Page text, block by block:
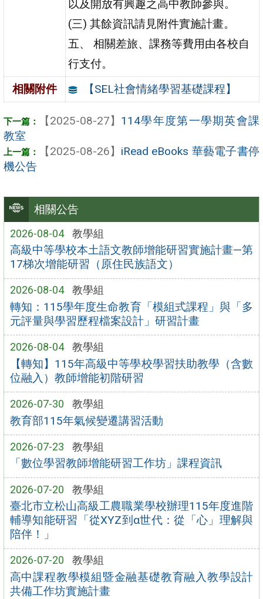
相關公告
2026-08-04 教學組
高級中等學校本土語文教師增能研習實施計畫—第
17梯次增能研習（原住民族語文）
2026-08-04 教學組
轉知：115學年度生命教育「模組式課程」與「多
元評量與學習歷程檔案設計」研習計畫
2026-08-04 教學組
【轉知】115年高級中等學校學習扶助教學（含數
位融入）教師增能初階研習
2026-07-30 教學組
教育部115年氣候變遷講習活動
2026-07-23 教學組
「數位學習教師增能研習工作坊」課程資訊
2026-07-20 教學組
臺北市立松山高級工農職業學校辦理115年度進階
輔導知能研習「從XYZ到α世代：從「心」理解與
陪伴！」
2026-07-20 教學組
高中課程教學模組暨金融基礎教育融入教學設計
共備工作坊實施計畫
以及開放有興趣之高中教師參與。
(三) 其餘資訊請見附件實施計畫。
五、 相關差旅、課務等費用由各校自
行支付。
相關附件
【SEL社會情緒學習基礎課程】
【2025-08-27】 114學年度第一學期英會課
教室
【2025-08-26】 iRead eBooks 華藝電子書停
機公告